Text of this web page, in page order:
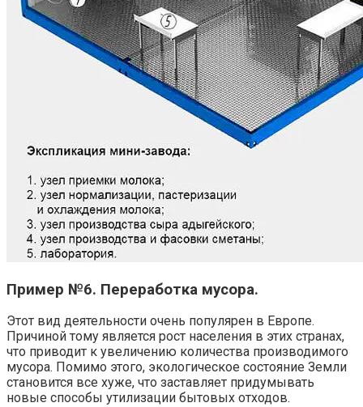
Пример №6. Переработка мусора.
Этот вид деятельности очень популярен в Европе.
Причиной тому является рост населения в этих странах,
что приводит к увеличению количества производимого
мусора. Помимо этого, экологическое состояние Земли
становится все хуже, что заставляет придумывать
новые способы утилизации бытовых отходов.